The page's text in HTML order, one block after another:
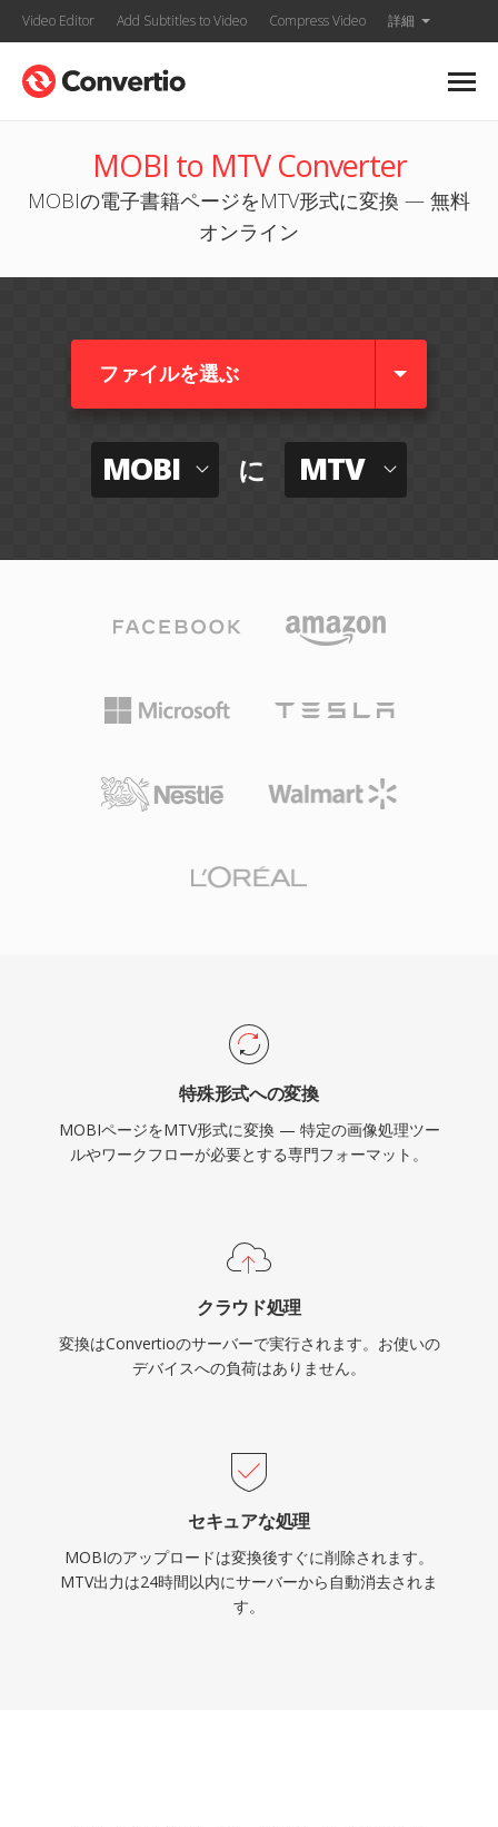
Video Editor Add Subtitles to Video Compress Video 詳細
MOBI to MTV Converter
MOBIの電子書籍ページをMTV形式に変換 — 無料
オンライン
ファイルを選ぶ
MOBI に MTV
特殊形式への変換
MOBIページをMTV形式に変換 — 特定の画像処理ツー
ルやワークフローが必要とする専門フォーマット。
クラウド処理
変換はConvertioのサーバーで実行されます。お使いの
デバイスへの負荷はありません。
セキュアな処理
MOBIのアップロードは変換後すぐに削除されます。
MTV出力は24時間以内にサーバーから自動消去されま
す。